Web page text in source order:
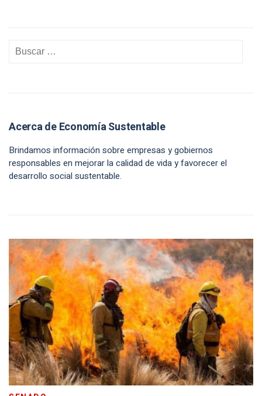
Acerca de Economía Sustentable
Brindamos información sobre empresas y gobiernos
responsables en mejorar la calidad de vida y favorecer el
desarrollo social sustentable.